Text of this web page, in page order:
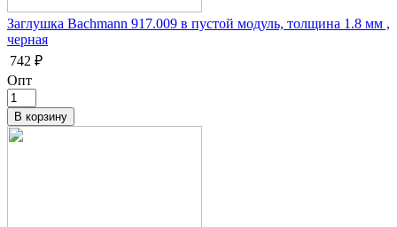
Заглушка Bachmann 917.009 в пустой модуль, толщина 1.8 мм ,
черная
742 ₽
Опт